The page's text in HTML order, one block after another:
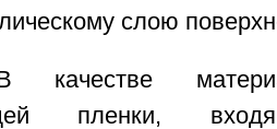
слою
качестве
пленки,